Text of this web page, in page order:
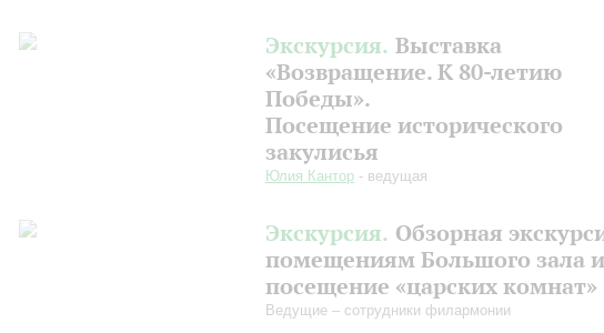
Экскурсия. Выставка
«Возвращение. К 80-летию
Победы».
Посещение исторического
закулисья
Юлия Кантор - ведущая
Экскурсия. Обзорная
помещениям Большого зала и
посещение «царских комнат»
Ведущие – сотрудники филармонии